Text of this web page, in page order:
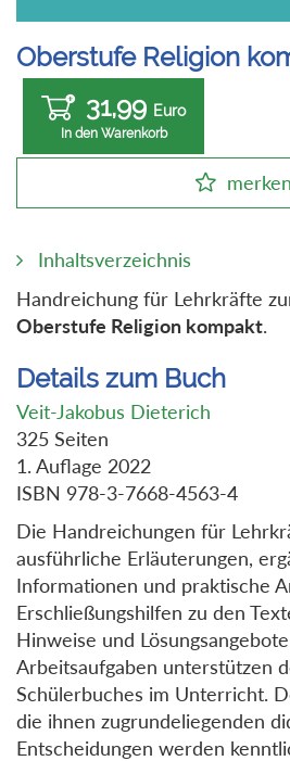
Oberstufe Religion
31,99 Euro
In den Warenkorb
merken
Inhaltsverzeichnis
Handreichung für Lehrkräfte
Oberstufe Religion kompakt.
Details zum Buch
Veit-Jakobus Dieterich
325 Seiten
1. Auflage 2022
ISBN 978-3-7668-4563-4
Die Handreichungen für
ausführliche Erläuterungen,
Informationen und praktische
Erschließungshilfen zu den
Hinweise und
Arbeitsaufgaben unterstützen
Schülerbuches im Unterricht.
die ihnen zugrundeliegenden
Entscheidungen werden